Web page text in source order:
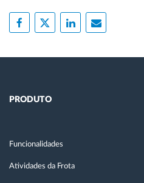
PRODUTO
Funcionalidades
Atividades da Frota